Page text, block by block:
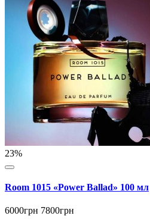
23%
Room 1015 «Power Ballad» 100 мл
6000грн 7800грн